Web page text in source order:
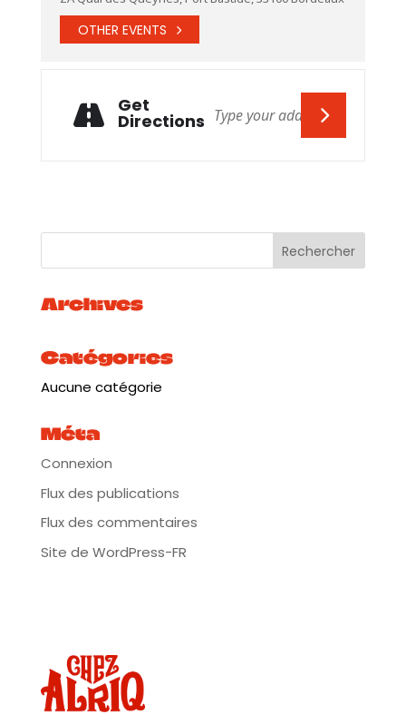
OTHER EVENTS
Get
Directions
Archives
Catégories
Aucune catégorie
Méta
Connexion
Flux des publications
Flux des commentaires
Site de WordPress-FR